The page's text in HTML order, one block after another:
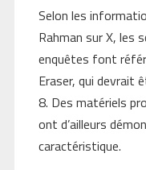
Selon les
Rahman sur X, les
enquêtes font
Eraser, qui devrait
8. Des matériels
ont d’ailleurs
caractéristique.